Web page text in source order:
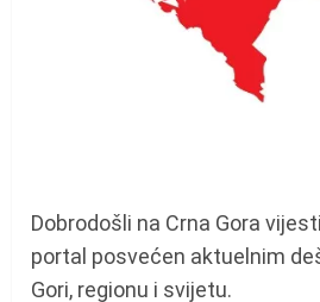
Dobrodošli na Crna Gora
portal posvećen aktuelnim
Gori, regionu i svijetu.